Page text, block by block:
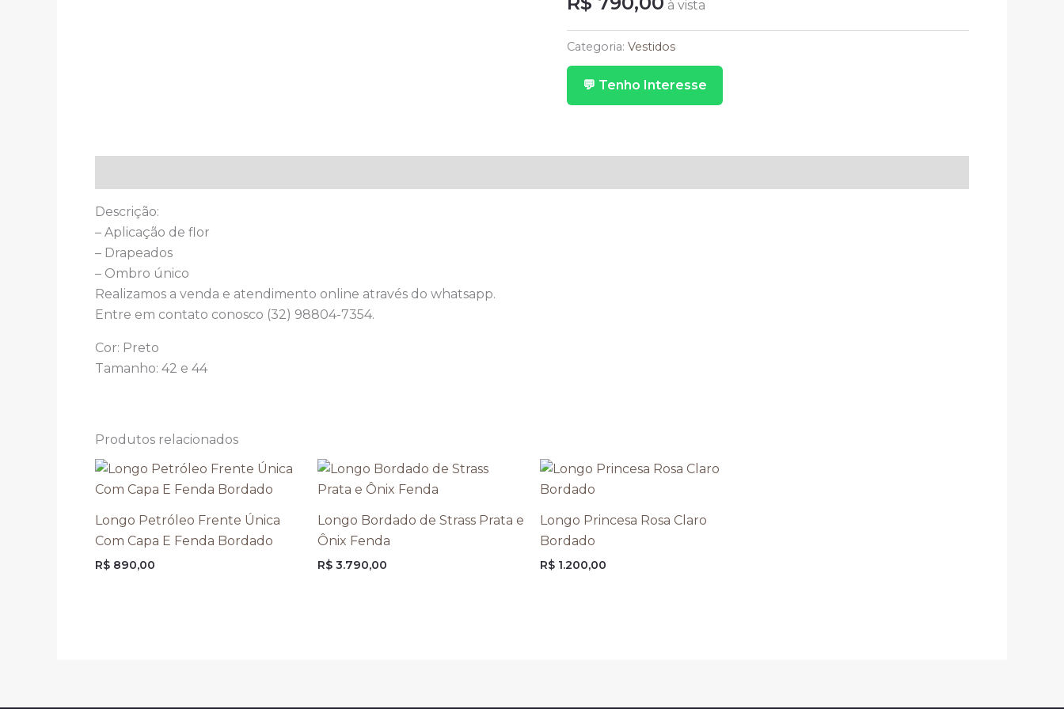
à vista
Preto
Ombro
Único
Drapeado
quantidade
Categoria:Vestidos
💬 Tenho Interesse
Descrição:
– Aplicação de flor
– Drapeados
– Ombro único
Realizamos a venda e atendimento online através do whatsapp.
Entre em contato conosco (32) 98804-7354.
Cor: Preto
Tamanho: 42 e 44
Produtos relacionados
Longo Petróleo Frente Única
Com Capa E Fenda Bordado
R$ 890,00
Longo Bordado de Strass Prata e
Ônix Fenda
R$ 3.790,00
Longo Princesa Rosa Claro
Bordado
R$ 1.200,00